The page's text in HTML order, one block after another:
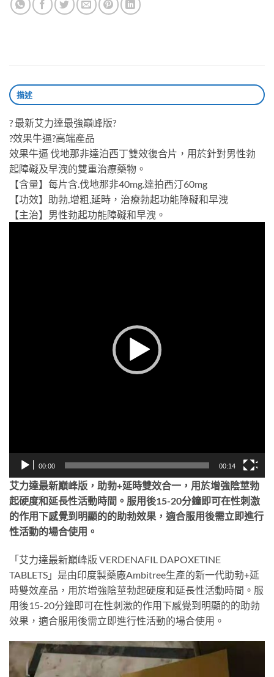
描述
? 最新艾力達最強巔峰版?
?效果牛逼?高端產品
效果牛逼 伐地那非達泊西丁雙效復合片，用於針對男性勃
起障礙及早洩的雙重治療藥物。
【含量】每片含.伐地那非40mg.達拍西汀60mg
【功效】助勃,增粗,延時，治療勃起功能障礙和早洩
【主治】男性勃起功能障礙和早洩。
00:00 00:14
艾力達最新巔峰版，助勃+延時雙效合一，用於增強陰莖勃
起硬度和延長性活動時間。服用後15-20分鐘即可在性刺激
的作用下感覺到明顯的的助勃效果，適合服用後需立即進行
性活動的場合使用。
「艾力達最新巔峰版 VERDENAFIL DAPOXETINE
TABLETS」是由印度製藥廠Ambitree生產的新一代助勃+延
時雙效產品，用於增強陰莖勃起硬度和延長性活動時間。服
用後15-20分鐘即可在性刺激的作用下感覺到明顯的的助勃
效果，適合服用後需立即進行性活動的場合使用。